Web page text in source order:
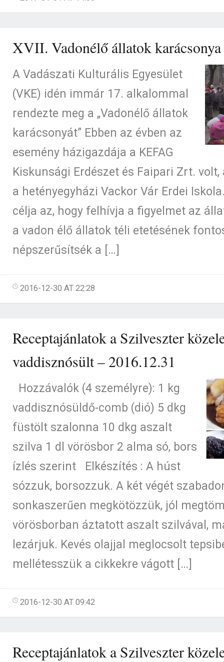
XVII. Vadonélő állatok
A Vadászati Kulturális Egyesület
(VKE) idén immár 17. alkalommal
rendezte meg a „Vadonélő állatok
karácsonyát” Ebben az évben az
esemény házigazdája a KEFAG
Kiskunsági Erdészet és Faipari Zrt.
a hetényegyházi Vackor Vár Erdei
célja az, hogy felhívja a figyelmet az
a vadon élő állatok téli etetésének
népszerűsítsék a […]
2016-12-30 AT 22:28
Receptajánlatok a Szilveszter
vaddisznósült – 2016.12.31
Hozzávalók (4 személyre): 1 kg
vaddisznósüldő-comb (dió) 5 dkg
füstölt szalonna 10 dkg aszalt
szilva 1 dl vörösbor 2 alma só, bors
ízlés szerint Elkészítés : A húst
sózzuk, borsozzuk. A két végét
sonkaszerűen megkötözzük, jól
vörösborban áztatott aszalt szilvával,
lezárjuk. Kevés olajjal meglocsolt
mellétesszük a cikkekre vágott […]
2016-12-30 AT 09:42
Receptajánlatok a Szilveszter